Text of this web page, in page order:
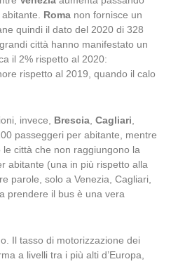
Roma non fornisce un
quindi il dato del 2020 di 328
città hanno manifestato un
il 2% rispetto al 2020:
rispetto al 2019, quando il calo
invece, Brescia, Cagliari,
passeggeri per abitante, mentre
le città che non raggiungono la
abitante (una in più rispetto alla
solo a Venezia, Cagliari,
prendere il bus è una vera
Il tasso di motorizzazione dei
a livelli tra i più alti d’Europa,